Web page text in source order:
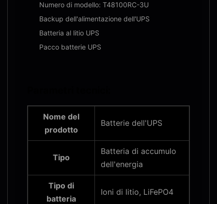
Numero di modello: T48100RC-3U
Backup dell'alimentazione dell'UPS
Batteria al litio UPS
Pacco batterie UPS
Nome del
prodotto
Batterie dell'UPS
Tipo
Batteria di accumulo
dell'energia
Tipo di
batteria
Ioni di litio, LiFePO4